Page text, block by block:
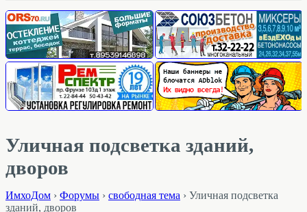
Уличная подсветка зданий,
дворов
ИмхоДом › Форумы › свободная тема › Уличная подсветка
зданий, дворов